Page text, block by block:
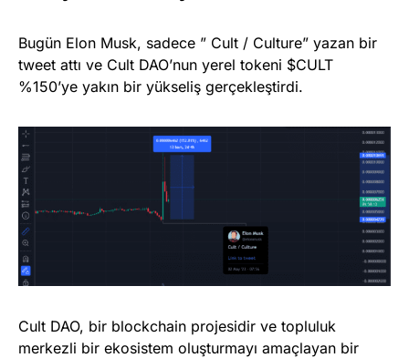
Bugün Elon Musk, sadece ” Cult / Culture” yazan bir
tweet attı ve Cult DAO’nun yerel tokeni $CULT
%150’ye yakın bir yükseliş gerçekleştirdi.
Cult DAO, bir blockchain projesidir ve topluluk
merkezli bir ekosistem oluşturmayı amaçlayan bir